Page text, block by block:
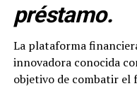
préstamo.
La plataforma
innovadora conocida
objetivo de combatir el